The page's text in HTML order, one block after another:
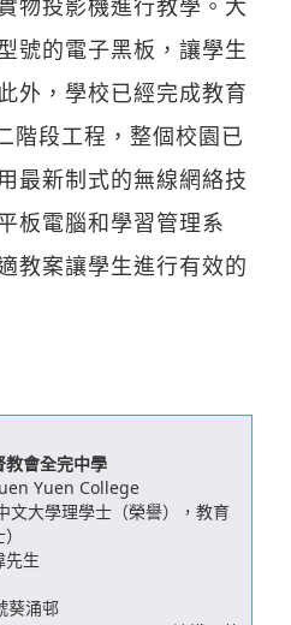
號的電子黑板，讓學生
外，學校已經完成教育
階段工程，整個校園已
最新制式的無線網絡技
板電腦和學習管理系
教案讓學生進行有效的
教會全完中學
Yuen College
文大學理學士（榮譽），教育
先生
葵涌邨